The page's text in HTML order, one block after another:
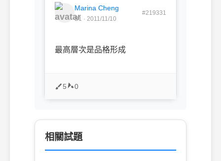
Marina Cheng
B1 · 2011/11/10
#219331
最高層次是品格形成
5 0
相關試題